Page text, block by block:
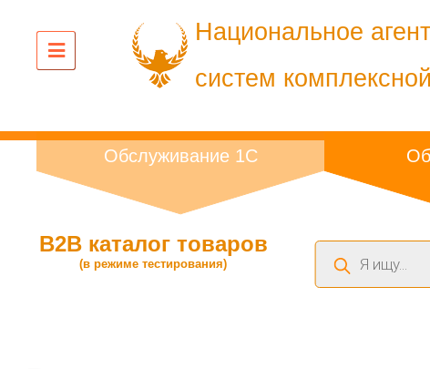
Национальное
систем
Обслуживание 1С
B2B каталог товаров
(в режиме тестирования)
Поиск
товаров